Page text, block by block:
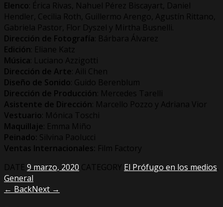
Elenco: Érica Rivas, Nahuel Pérez Biscayart, Daniel
Hendler, Cecilia Roth, Guillermo Arengo, Agustín Rittano,
Gabriela Pastor, Flor Dyszel y Mirtha Busnelli.
Dirección de Fotografía: Bárbara Álvarez
Edición: Eliane Katz
Música: Luciano Azzigotti
Dirección de Arte: Aili Chen
Diseño de Sonido: Guido Berenblum
Dirección de Producción: Mercedes Tarelli
Asistente de Dirección: Marcello Pozzo y Adriana Vior
Vestuario: Mónica Toschi
Maquillaje: Emma Miño
Peinado: Silvina Paolucci
Ventas Internacionales: Film Factory
DATE 9 marzo, 2020 CATEGORY El Prófugo en los medios
General
← BackNext →